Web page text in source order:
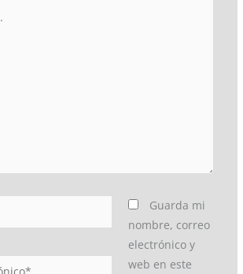
Guarda mi
nombre, correo
electrónico y
web en este